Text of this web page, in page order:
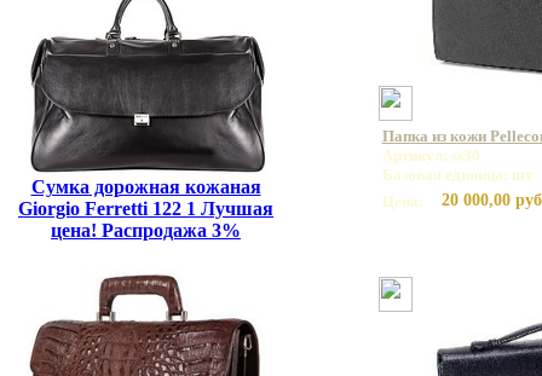
Сумка дорожная кожаная
Giorgio Ferretti 122 1 Лучшая
цена! Распродажа 3%
Папка из кожи
Артикул: ss30
Базовая единица: шт
Цена:
20 000,00